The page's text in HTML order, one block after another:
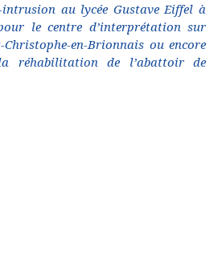
intrusion au lycée Gustave Eiffel à
le centre d’interprétation sur
en-Brionnais ou encore
réhabilitation de l’abattoir de